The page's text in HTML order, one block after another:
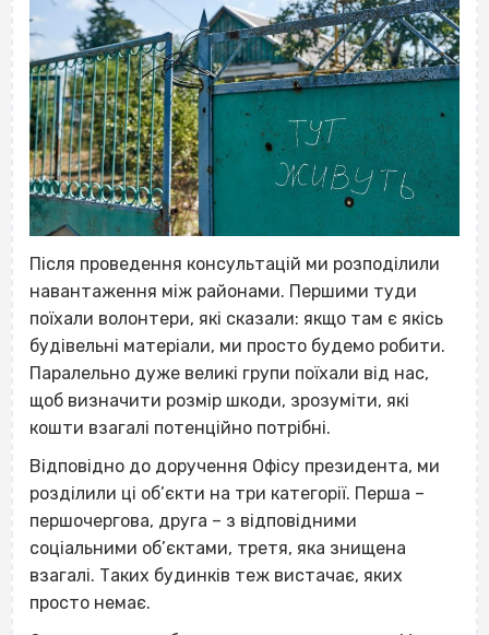
Після проведення консультацій ми розподілили
навантаження між районами. Першими туди
поїхали волонтери, які сказали: якщо там є якісь
будівельні матеріали, ми просто будемо робити.
Паралельно дуже великі групи поїхали від нас,
щоб визначити розмір шкоди, зрозуміти, які
кошти взагалі потенційно потрібні.
Відповідно до доручення Офісу президента, ми
розділили ці об’єкти на три категорії. Перша –
першочергова, друга – з відповідними
соціальними об’єктами, третя, яка знищена
взагалі. Таких будинків теж вистачає, яких
просто немає.